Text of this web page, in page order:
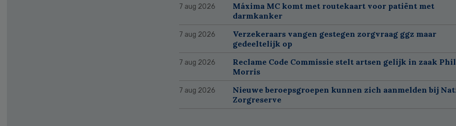
7 aug 2026
Máxima MC komt met routekaart voor patiënt met
darmkanker
7 aug 2026
Verzekeraars vangen gestegen zorgvraag ggz maar
gedeeltelijk op
7 aug 2026
Reclame Code Commissie stelt artsen gelijk in zaak
Morris
7 aug 2026
Nieuwe beroepsgroepen kunnen zich aanmelden bij
Zorgreserve